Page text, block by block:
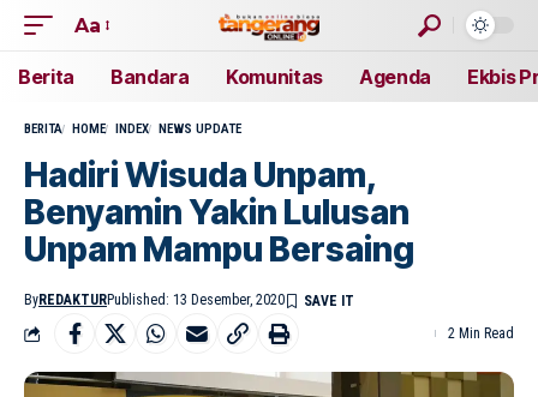
Aa
Berita Bandara Komunitas Agenda Ekbis
BERITA HOME INDEX NEWS UPDATE
Hadiri Wisuda Unpam,
Benyamin Yakin Lulusan
Unpam Mampu Bersaing
ByREDAKTURPublished: 13 Desember, 2020
2 Min Read